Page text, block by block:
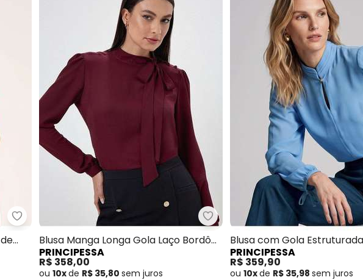
Principessa - Blusa com Ombros Deslocados de Crepe Vinho Analu
Principessa - Blusa Manga
Blusa Manga Longa Gola Laço Bordô
Tamires
PRINCIPESSA
R$ 358,00
ou 10xde R$ 35,80 sem juros
Blusa com Gola
Laço Azul Claro Cauane
PRINCIPESSA
R$ 359,90
ou 10xde R$ 35,98 sem juros